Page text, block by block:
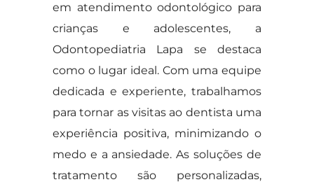
em atendimento odontológico para
crianças e adolescentes, a
Odontopediatria Lapa se destaca
como o lugar ideal. Com uma equipe
dedicada e experiente, trabalhamos
para tornar as visitas ao dentista uma
experiência positiva, minimizando o
medo e a ansiedade. As soluções de
tratamento são personalizadas,